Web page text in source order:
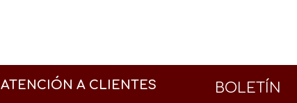
ATENCIÓN A CLIENTES BOLETÍN